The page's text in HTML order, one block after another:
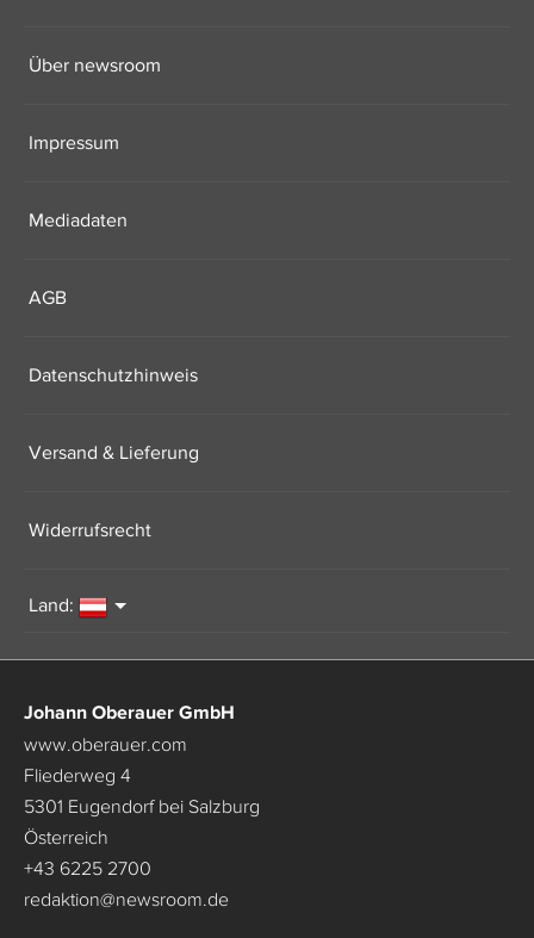
Über newsroom
Impressum
Mediadaten
AGB
Datenschutzhinweis
Versand & Lieferung
Widerrufsrecht
Land:
Johann Oberauer GmbH
www.oberauer.com
Fliederweg 4
5301 Eugendorf bei Salzburg
Österreich
+43 6225 2700
redaktion@newsroom.de